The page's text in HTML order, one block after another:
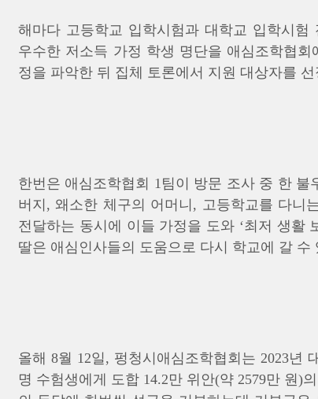
해마다 고등학교 입학시험과 대학교 입학시험
우수한 저소득 가정 학생 명단을 애심조학협
정을 파악한 뒤 집체 토론에서 지원 대상자를
한번은 애심조학협회 1팀이 방문 조사 중 한
버지, 왜소한 체구의 어머니, 고등학교를 다니
전달하는 동시에 이들 가정을 도와 ‘최저 생활
딸은 애심인사들의 도움으로 다시 학교에 갈 수
올해 8월 12일, 펑청시애심조학협회는 2023년
명 수험생에게 도합 14.2만 위안(약 2579만 원)